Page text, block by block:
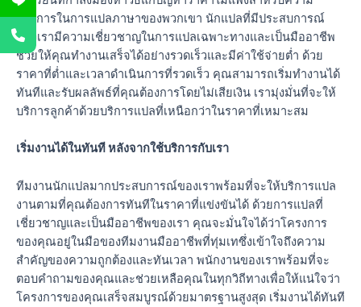
ต้องการในการแปลภาษาของพวกเขา นักแปลที่มีประสบการณ์
ของเรามีความเชี่ยวชาญในการแปลเฉพาะทางและเป็นมืออาชีพ
ช่วยให้คุณทำงานเสร็จได้อย่างรวดเร็วและมีค่าใช้จ่ายต่ำ ด้วย
ราคาที่ต่ำและเวลาดำเนินการที่รวดเร็ว คุณสามารถเริ่มทำงานได้
ทันทีและรับผลลัพธ์ที่คุณต้องการโดยไม่เสียเงิน เรามุ่งมั่นที่จะให้
บริการลูกค้าด้วยบริการแปลที่เหนือกว่าในราคาที่เหมาะสม
เริ่มงานได้ในทันที หลังจากใช้บริการกับเรา
ทีมงานนักแปลมากประสบการณ์ของเราพร้อมที่จะให้บริการแปล
งานตามที่คุณต้องการทันทีในราคาที่แข่งขันได้ ด้วยการแปลที่
เชี่ยวชาญและเป็นมืออาชีพของเรา คุณจะมั่นใจได้ว่าโครงการ
ของคุณอยู่ในมือของทีมงานมืออาชีพที่ทุ่มเทซึ่งเข้าใจถึงความ
สำคัญของความถูกต้องและทันเวลา พนักงานของเราพร้อมที่จะ
ตอบคำถามของคุณและช่วยเหลือคุณในทุกวิถีทางเพื่อให้แน่ใจว่า
โครงการของคุณเสร็จสมบูรณ์ด้วยมาตรฐานสูงสุด เริ่มงานได้ทันที